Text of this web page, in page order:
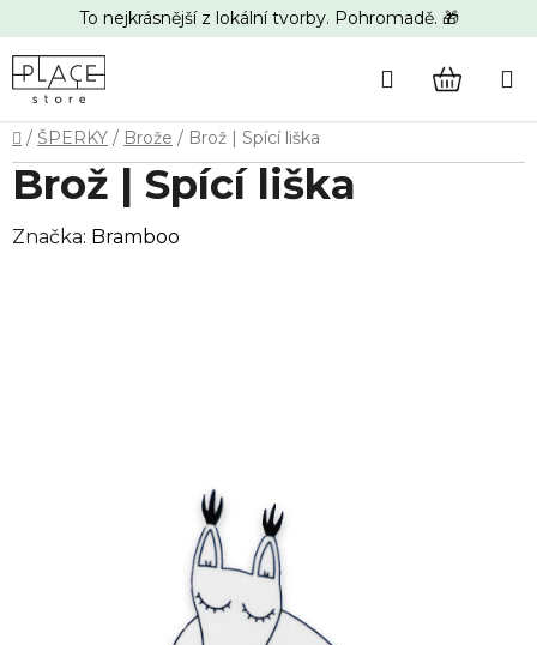
na
obsah
To nejkrásnější z lokální tvorby. Pohromadě. 🎁
Hledat
Domů
/ ŠPERKY / Brože / Brož | Spící liška
Brož | Spící liška
Značka: Bramboo